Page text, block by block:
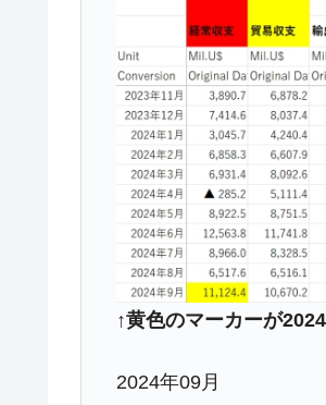
在韓米国大使ス
ドを掲げる「在韓反米勢力」
『Money1』 韓国政府「
『Money1』 JPモルガン「
『Money1』 韓国『国民年金
『Money1』 韓国政府「ニ
『Money1』 韓国「橋が落
『Money1』 韓国鉄鋼最大手
『Money1』
米国下院「韓
↑黄色のマーカーが
2024年09月